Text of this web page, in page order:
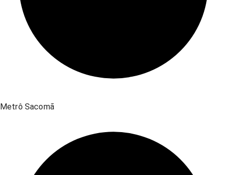
Metrô Sacomã